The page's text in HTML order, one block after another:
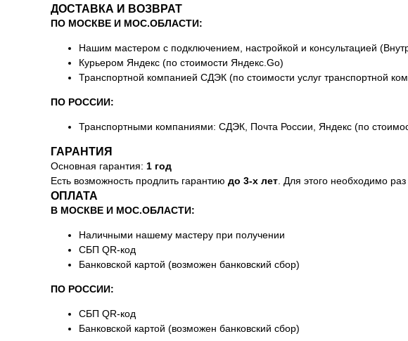
ДОСТАВКА И ВОЗВРАТ
ПО МОСКВЕ И МОС.ОБЛАСТИ:
Нашим мастером с подключением, настройкой и консультацией
Курьером Яндекс (по стоимости Яндекс.Go)
Транспортной компанией СДЭК (по стоимости услуг транспортной
ПО РОССИИ:
Транспортными компаниями: СДЭК, Почта России, Яндекс (по
ГАРАНТИЯ
Основная гарантия: 1 год
Есть возможность продлить гарантию до 3-х лет . Для этого необходимо
ОПЛАТА
В МОСКВЕ И МОС.ОБЛАСТИ:
Наличными нашему мастеру при получении
СБП QR-код
Банковской картой (возможен банковский сбор)
ПО РОССИИ:
СБП QR-код
Банковской картой (возможен банковский сбор)